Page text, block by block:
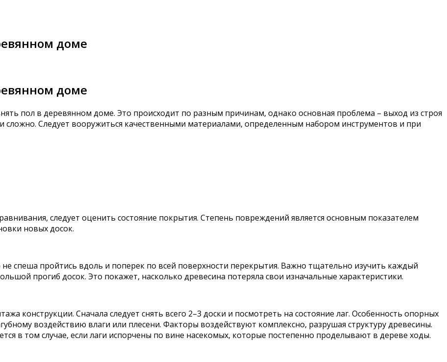
доме
доме
пол в деревянном доме. Это происходит по разным причинам, однако основная проблема – выход из строя
сложно. Следует вооружиться качественными материалами, определенным набором инструментов и при
следует оценить состояние покрытия. Степень повреждений является основным показателем
новых досок.
спеша пройтись вдоль и поперек по всей поверхности перекрытия. Важно тщательно изучить каждый
прогиб досок. Это покажет, насколько древесина потеряла свои изначальные характеристики.
конструкции. Сначала следует снять всего 2–3 доски и посмотреть на состояние лаг. Особенность опорных
воздействию влаги или плесени. Факторы воздействуют комплексно, разрушая структуру древесины.
в том случае, если лаги испорчены по вине насекомых, которые постепенно проделывают в дереве ходы.